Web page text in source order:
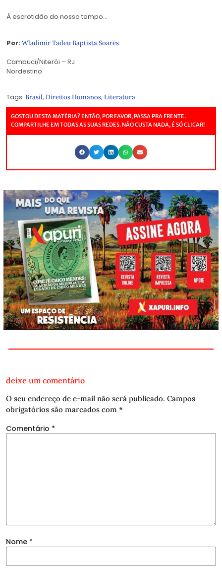
À escrotidão do nosso tempo…
Por: Wladimir Tadeu Baptista Soares
Cambuci/Niterói – RJ
Nordestino
Tags: Brasil, Direitos Humanos, Literatura
GOSTOU DESTA MATÉRIA? ENTÃO, POR FAVOR, PASSA PRA FRENTE.
COMPARTILHE EM TODAS AS SUAS REDES. NÃO CUSTA NADA, É SÓ CLICAR!
deixe um comentário
O seu endereço de e-mail não será publicado. Campos
obrigatórios são marcados com *
Comentário *
Nome *